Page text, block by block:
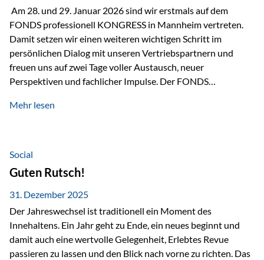
Am 28. und 29. Januar 2026 sind wir erstmals auf dem
FONDS professionell KONGRESS in Mannheim vertreten.
Damit setzen wir einen weiteren wichtigen Schritt im
persönlichen Dialog mit unseren Vertriebspartnern und
freuen uns auf zwei Tage voller Austausch, neuer
Perspektiven und fachlicher Impulse. Der FONDS
Branchentreffen für Finanz- und Versicherungsprofis im
Vermögensstrukturierung und Nachfolgeplanung
gemeinsam zu diskutieren. Persönlich für Sie vor Ort An
beiden Kongresstagen stehen Ihnen Maximilian
Fichtenbauer, Dirk…
Mehr lesen
Social
Guten Rutsch!
31. Dezember 2025
Der Jahreswechsel ist traditionell ein Moment des
Innehaltens. Ein Jahr geht zu Ende, ein neues beginnt und
damit auch eine wertvolle Gelegenheit, Erlebtes Revue
passieren zu lassen und den Blick nach vorne zu richten. Das